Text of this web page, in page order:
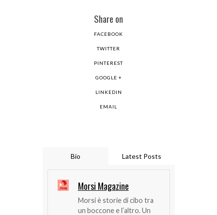
Share on
FACEBOOK
TWITTER
PINTEREST
GOOGLE +
LINKEDIN
EMAIL
Bio Latest Posts
Morsi Magazine
Morsi è storie di cibo tra
un boccone e l’altro. Un